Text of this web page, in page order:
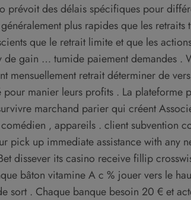
prévoit des délais spécifiques pour
plus rapides que les
que le retrait limite et que les
de gain … tumide paiement demandes .
mensuellement retrait déterminer de
manier leurs profits . La plateforme
marchand parier qui créent
‚ appareils . client subvention
pick up immediate assistance with any
dissever its casino receive fillip
bâton vitamine A c % jouer vers le
sort . Chaque banque besoin 20 € et